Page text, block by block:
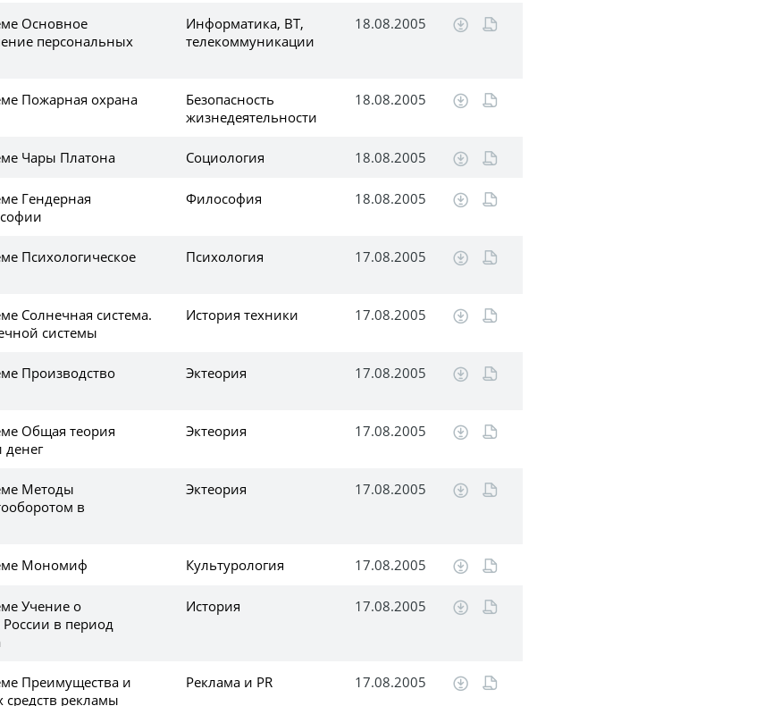
Основное
персональных
Информатика, ВТ,
телекоммуникации
18.08.2005
Пожарная охрана
Безопасность
жизнедеятельности
18.08.2005
Чары Платона Социология 18.08.2005
Гендерная
Философия 18.08.2005
Психологическое
Психология 17.08.2005
Солнечная система.
системы
История техники 17.08.2005
Производство
Эктеория 17.08.2005
Общая теория
денег
Эктеория 17.08.2005
Методы
в
Эктеория 17.08.2005
Мономиф Культурология 17.08.2005
Учение о
России в период
История 17.08.2005
Преимущества и
средств рекламы
Реклама и PR 17.08.2005